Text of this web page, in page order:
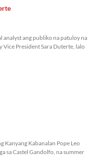
analyst ang publiko na patuloy na
Vice President Sara Duterte, lalo
Kanyang Kabanalan Pope Leo
sa Castel Gandolfo, na summer